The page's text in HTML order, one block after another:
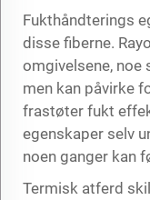
Fukthåndterings
disse fiberne.
omgivelsene,
men kan påvirke
frastøter fukt
egenskaper selv
noen ganger kan
Termisk atferd